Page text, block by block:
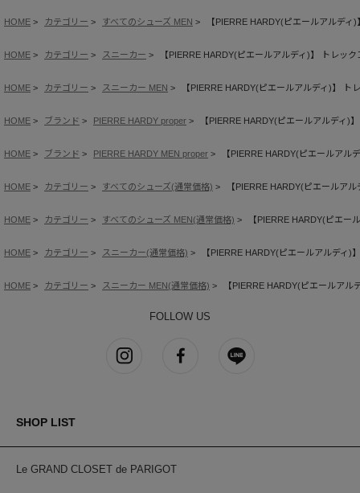
HOME カテゴリー すべてのシューズ MEN 【PIERRE HARDY(ピエールアルデ
HOME カテゴリー スニーカー 【PIERRE HARDY(ピエールアルディ)】 トレッ
HOME カテゴリー スニーカー MEN 【PIERRE HARDY(ピエールアルディ)】 ト
HOME ブランド PIERRE HARDY proper 【PIERRE HARDY(ピエールアルディ)
HOME ブランド PIERRE HARDY MEN proper 【PIERRE HARDY(ピエールアル
HOME カテゴリー すべてのシューズ(通常価格) 【PIERRE HARDY(ピエールア
HOME カテゴリー すべてのシューズ MEN(通常価格) 【PIERRE HARDY(ピエー
HOME カテゴリー スニーカー(通常価格) 【PIERRE HARDY(ピエールアルディ)
HOME カテゴリー スニーカー MEN(通常価格) 【PIERRE HARDY(ピエールア
FOLLOW US
SHOP LIST
Le GRAND CLOSET de PARIGOT